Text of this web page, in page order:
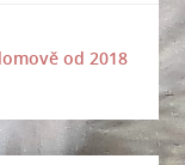
od 2018